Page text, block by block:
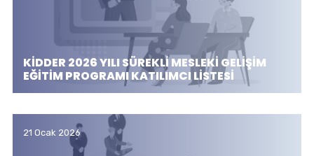
KİDDER 2026 YILI SÜREKLİ MESLEKİ GELİŞİM
EĞİTİM PROGRAMI KATILIMCI LİSTESİ
21 Ocak 2026